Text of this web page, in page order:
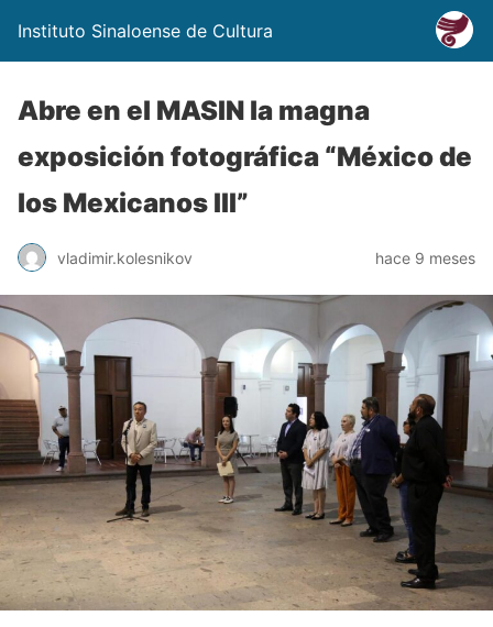
Instituto Sinaloense de Cultura
Abre en el MASIN la magna
exposición fotográfica “México de
los Mexicanos III”
vladimir.kolesnikov hace 9 meses